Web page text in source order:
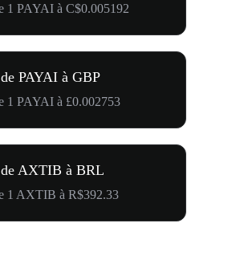
1 PAYAI à C$0.005192
PAYAI à GBP
1 PAYAI à £0.002753
AXTIB à BRL
1 AXTIB à R$392.33